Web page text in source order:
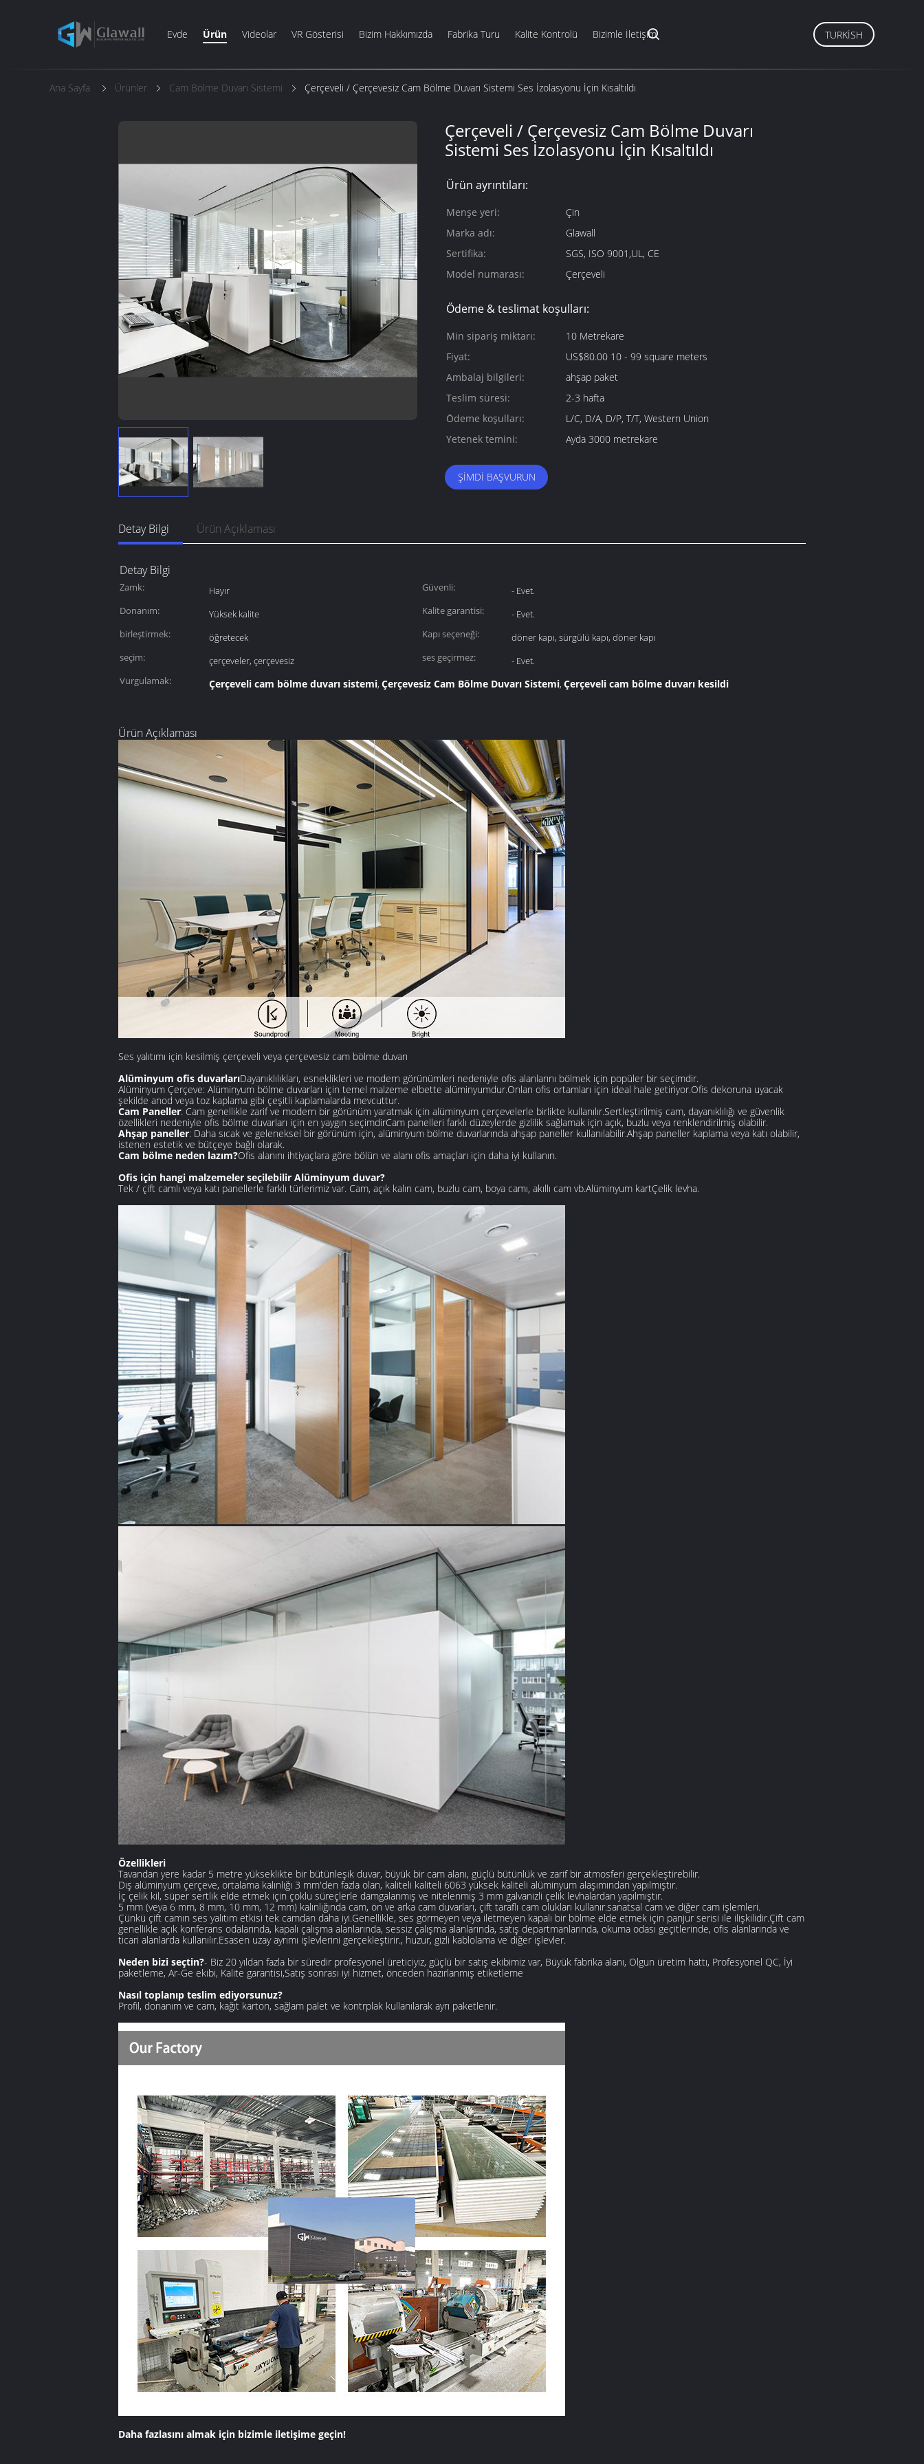
Evde Ürün Videolar VR Gösterisi Bizim Hakkımızda Fabrika Turu Kalite Kontrolü Bizimle İletişim TURKISH
Ana Sayfa Ürünler Cam Bölme Duvarı Sistemi Çerçeveli / Çerçevesiz Cam Bölme Duvarı Sistemi Ses İzolasyonu İçin Kısaltıldı
Çerçeveli / Çerçevesiz Cam Bölme Duvarı
Sistemi Ses İzolasyonu İçin Kısaltıldı
Ürün ayrıntıları:
Menşe yeri:
Çin
Marka adı:
Glawall
Sertifika:
SGS, ISO 9001,UL, CE
Model numarası:
Çerçeveli
Ödeme & teslimat koşulları:
Min sipariş miktarı:
10 Metrekare
Fiyat:
US$80.00 10 - 99 square meters
Ambalaj bilgileri:
ahşap paket
Teslim süresi:
2-3 hafta
Ödeme koşulları:
L/C, D/A, D/P, T/T, Western Union
Yetenek temini:
Ayda 3000 metrekare
ŞIMDI BAŞVURUN
Detay Bilgi Ürün Açıklaması
Detay Bilgi
Zamk: Hayır Güvenli:
- Evet.
Donanım:
Yüksek kalite Kalite garantisi:
- Evet.
birleştirmek:
öğretecek Kapı seçeneği:
döner kapı, sürgülü kapı, döner kapı
seçim:
çerçeveler, çerçevesiz ses geçirmez:
- Evet.
Vurgulamak:
Çerçeveli cam bölme duvarı sistemi, Çerçevesiz Cam Bölme Duvarı Sistemi, Çerçeveli cam bölme duvarı kesildi
Ürün Açıklaması
Ses yalıtımı için kesilmiş çerçeveli veya çerçevesiz cam bölme duvarı
Alüminyum ofis duvarlarıDayanıklılıkları, esneklikleri ve modern görünümleri nedeniyle ofis alanlarını bölmek için popüler bir seçimdir.
Alüminyum Çerçeve: Alüminyum bölme duvarları için temel malzeme elbette alüminyumdur.Onları ofis ortamları için ideal hale getiriyor.Ofis dekoruna uyacak
şekilde anod veya toz kaplama gibi çeşitli kaplamalarda mevcuttur.
Cam Paneller: Cam genellikle zarif ve modern bir görünüm yaratmak için alüminyum çerçevelerle birlikte kullanılır.Sertleştirilmiş cam, dayanıklılığı ve güvenlik
özellikleri nedeniyle ofis bölme duvarları için en yaygın seçimdirCam panelleri farklı düzeylerde gizlilik sağlamak için açık, buzlu veya renklendirilmiş olabilir.
Ahşap paneller: Daha sıcak ve geleneksel bir görünüm için, alüminyum bölme duvarlarında ahşap paneller kullanılabilir.Ahşap paneller kaplama veya katı olabilir,
istenen estetik ve bütçeye bağlı olarak.
Cam bölme neden lazım?Ofis alanını ihtiyaçlara göre bölün ve alanı ofis amaçları için daha iyi kullanın.
Ofis için hangi malzemeler seçilebilir Alüminyum duvar?
Tek / çift camlı veya katı panellerle farklı türlerimiz var. Cam, açık kalın cam, buzlu cam, boya camı, akıllı cam vb.Alüminyum kartÇelik levha.
Özellikleri
Tavandan yere kadar 5 metre yükseklikte bir bütünleşik duvar, büyük bir cam alanı, güçlü bütünlük ve zarif bir atmosferi gerçekleştirebilir.
Dış alüminyum çerçeve, ortalama kalınlığı 3 mm'den fazla olan, kaliteli kaliteli 6063 yüksek kaliteli alüminyum alaşımından yapılmıştır.
İç çelik kil, süper sertlik elde etmek için çoklu süreçlerle damgalanmış ve nitelenmiş 3 mm galvanizli çelik levhalardan yapılmıştır.
5 mm (veya 6 mm, 8 mm, 10 mm, 12 mm) kalınlığında cam, ön ve arka cam duvarları, çift taraflı cam olukları kullanır.sanatsal cam ve diğer cam işlemleri.
Çünkü çift camın ses yalıtım etkisi tek camdan daha iyi.Genellikle, ses görmeyen veya iletmeyen kapalı bir bölme elde etmek için panjur serisi ile ilişkilidir.Çift cam
genellikle açık konferans odalarında, kapalı çalışma alanlarında, sessiz çalışma alanlarında, satış departmanlarında, okuma odası geçitlerinde, ofis alanlarında ve
ticari alanlarda kullanılır.Esasen uzay ayrımı işlevlerini gerçekleştirir., huzur, gizli kablolama ve diğer işlevler.
Neden bizi seçtin?- Biz 20 yıldan fazla bir süredir profesyonel üreticiyiz, güçlü bir satış ekibimiz var, Büyük fabrika alanı, Olgun üretim hattı, Profesyonel QC, İyi
paketleme, Ar-Ge ekibi, Kalite garantisi,Satış sonrası iyi hizmet, önceden hazırlanmış etiketleme
Nasıl toplanıp teslim ediyorsunuz?
Profil, donanım ve cam, kağıt karton, sağlam palet ve kontrplak kullanılarak ayrı paketlenir.
Daha fazlasını almak için bizimle iletişime geçin!